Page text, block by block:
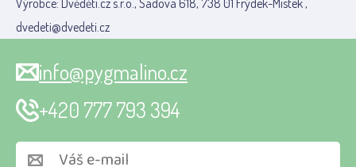
Výrobce: Dvěděti.cz s.r.o., Sadová 618, 738 01 Frýdek-Místek ,
dvedeti@dvedeti.cz
info@pygmalino.cz
+420 777 793 394